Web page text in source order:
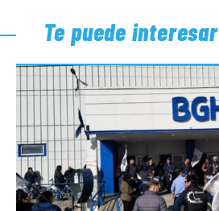
Te puede interesar